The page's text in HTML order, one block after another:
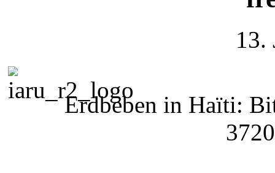
13.
Erdbeben in Haïti: